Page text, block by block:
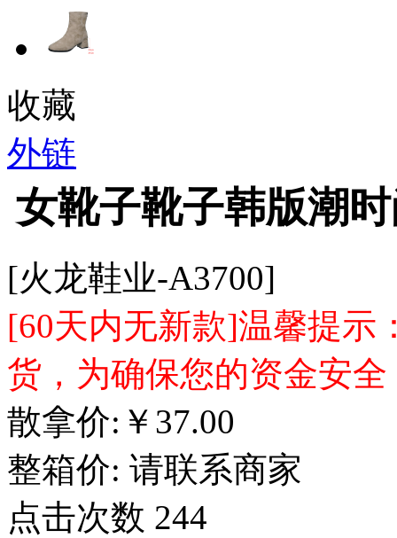
收藏
外链
女靴子靴子韩版潮
[火龙鞋业-A3700]
[60天内无新款]温馨提示
货，为确保您的资金安
散拿价: ￥ 37.00
整箱价: 请联系商家
点击次数 244